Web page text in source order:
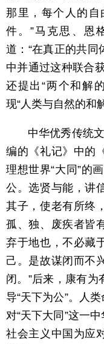
那里，每个人的
件。”马克思、恩
道：“在真正的共同
中并通过这种联合
还提出“两个和解
现“人类与自然的和
中华优秀传统文
编的《礼记》中的
理想世界“大同”的
公。选贤与能，讲
其子，使老有所终
孤、独、废疾者皆
弃于地也，不必藏
己。是故谋闭而不
闭。”后来，康有
导“天下为公”。人
对“天下大同”这一
社会主义中国为应